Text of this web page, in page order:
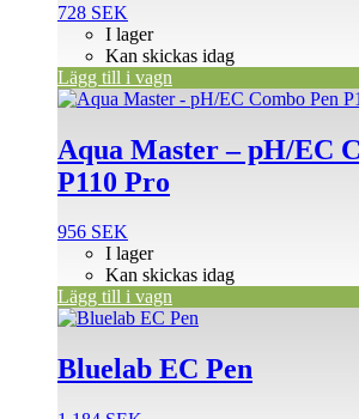
728 SEK
I lager
Kan skickas idag
Lägg till i vagn
Aqua Master – pH/EC
P110 Pro
956 SEK
I lager
Kan skickas idag
Lägg till i vagn
Bluelab EC Pen